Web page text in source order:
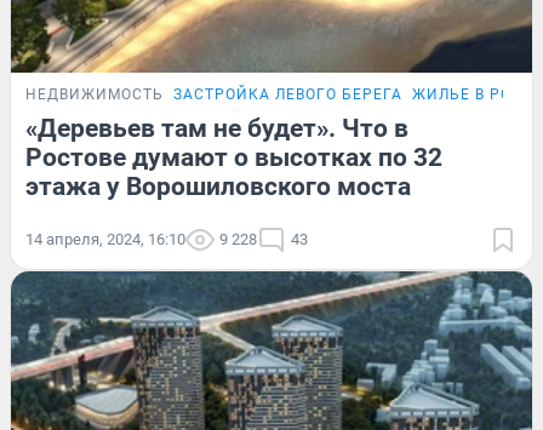
НЕДВИЖИМОСТЬ ЗАСТРОЙКА ЛЕВОГО БЕРЕГА ЖИЛЬЕ В
«Деревьев там не будет». Что в
Ростове думают о высотках по 32
этажа у Ворошиловского моста
14 апреля, 2024, 16:10 9 228 43